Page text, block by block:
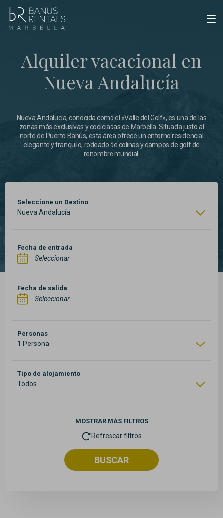
Alquiler vacacional en
Nueva Andalucía
Nueva Andalucía, conocida como el «Valle del Golf», es una de las
zonas más exclusivas y codiciadas de Marbella. Situada justo al
norte de Puerto Banús, esta área ofrece un entorno residencial
elegante y tranquilo, rodeado de colinas y campos de golf de
renombre mundial.
Seleccione un Destino
Nueva Andalucía
Fecha de entrada
Fecha de salida
Personas
1 Persona
Tipo de alojamiento
Todos
MOSTRAR MÁS FILTROS
Refrescar filtros
BUSCAR